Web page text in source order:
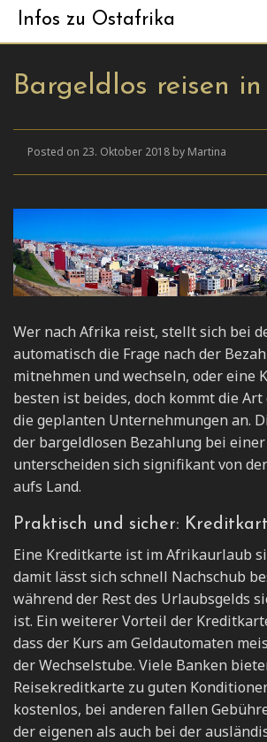
Infos zu Ostafrika
Bargeldlos reisen
Posted on 23. Oktober 2018 by Martina
Wer nach Afrika reist, stellt sich bei
automatisch die Frage nach der
mitnehmen und wechseln, oder eine
besten ist beides, doch kommt die
die geplanten Unternehmungen an.
der bargeldlosen Bezahlung bei
unterscheiden sich signifikant von
aufs Land.
Praktisch und sicher:
Eine Kreditkarte ist im Afrikaurlaub
damit lässt sich schnell Nachschub
während der Rest des Urlaubsgelds
ist. Ein weiterer Vorteil der
dass der Kurs am Geldautomaten
der Wechselstube. Viele Banken
Reisekreditkarte zu guten
kostenlos, bei anderen fallen
der eigenen als auch bei der